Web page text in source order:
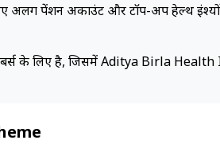
अलग पेंशन अकाउंट और टॉप-अप हेल्थ
के लिए है, जिसमें Aditya Birla Health